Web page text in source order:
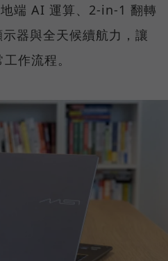
端 AI 運算、2-in-1 翻轉
器與全天候續航力，讓
作流程。